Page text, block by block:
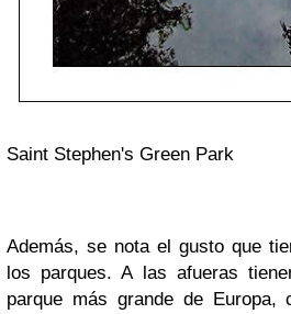
Saint Stephen's Green Park
Además, se nota el gusto que
los parques. A las afueras
parque más grande de Europa,